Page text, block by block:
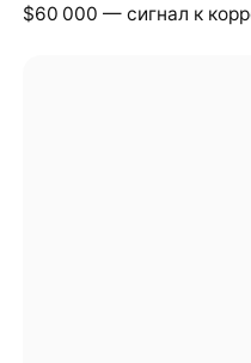
$60 000 — сигнал к